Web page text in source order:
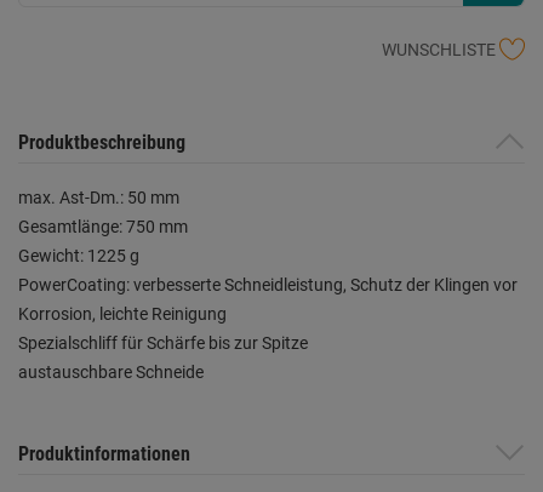
WUNSCHLISTE
Produktbeschreibung
max. Ast-Dm.: 50 mm
Gesamtlänge: 750 mm
Gewicht: 1225 g
PowerCoating: verbesserte Schneidleistung, Schutz der Klingen vor
Korrosion, leichte Reinigung
Spezialschliff für Schärfe bis zur Spitze
austauschbare Schneide
Produktinformationen